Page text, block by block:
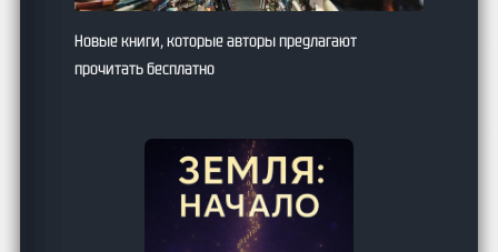
Новые книги, которые авторы предлагают
прочитать бесплатно